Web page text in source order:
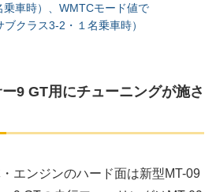
車時）、WMTCモード値で
クラス3-2・１名乗車時）
9 GT用にチューニングが施さ
エンジンのハード面は新型MT-09